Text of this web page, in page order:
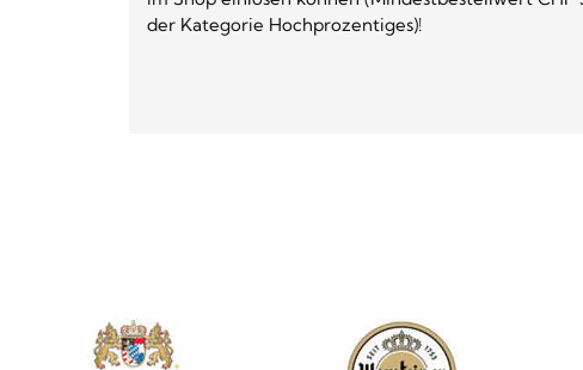
der Kategorie Hochprozentiges)!